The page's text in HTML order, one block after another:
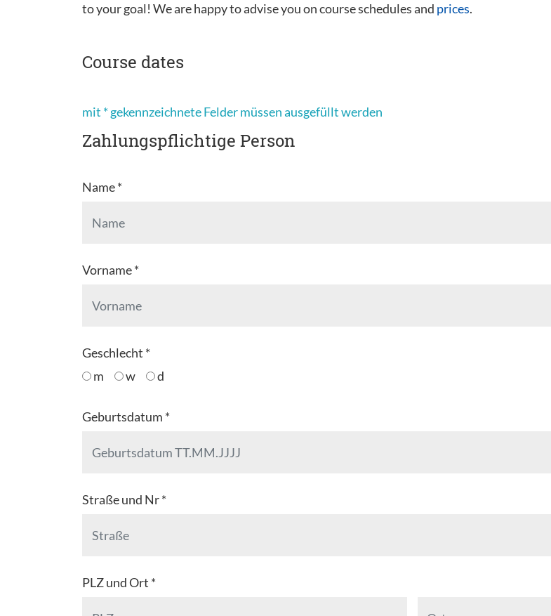
to your goal! We are happy to advise you on course schedules and prices.
Course dates
mit * gekennzeichnete Felder müssen ausgefüllt werden
Zahlungspflichtige Person
Name *
Vorname *
Geschlecht *
m
w d
Geburtsdatum *
Straße und Nr *
PLZ und Ort *